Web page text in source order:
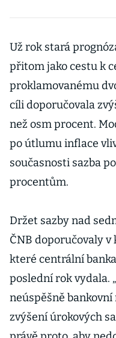
Už rok stará
přitom jako cestu k
proklamovanému
cíli doporučovala
než osm procent.
po útlumu inflace
současnosti sazba
procentům.
Držet sazby nad
ČNB doporučovaly
které centrální
poslední rok vydala.
neúspěšně
zvýšení úrokových